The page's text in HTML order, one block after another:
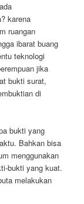
karena
ruangan
ibarat buang
teknologi
jika
bukti surat,
di
bukti yang
Bahkan bisa
menggunakan
bukti yang kuat.
melakukan